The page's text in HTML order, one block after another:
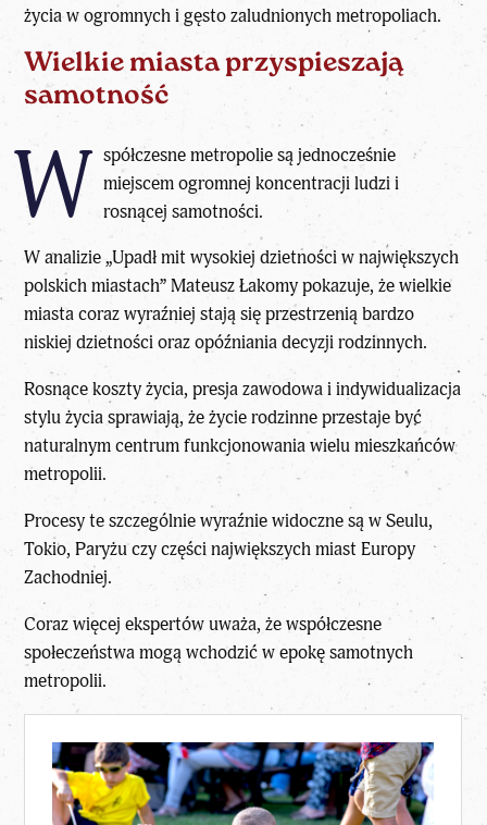
życia w ogromnych i gęsto zaludnionych metropoliach.
Wielkie miasta przyspieszają
samotność
W spółczesne metropolie są jednocześnie
miejscem ogromnej koncentracji ludzi i
rosnącej samotności.
W analizie„Upadł mit wysokiej dzietności w największych
polskich miastach”Mateusz Łakomy pokazuje, że wielkie
miasta coraz wyraźniej stają sięprzestrzenią bardzo
niskiej dzietnościoraz opóźniania decyzji rodzinnych.
Rosnące koszty życia, presja zawodowa i indywidualizacja
stylu życia sprawiają, że życie rodzinne przestaje być
naturalnym centrum funkcjonowania wielu mieszkańców
metropolii.
Procesy te szczególnie wyraźnie widoczne są w Seulu,
Tokio, Paryżu czy części największych miast Europy
Zachodniej.
Coraz więcej ekspertów uważa, że współczesne
społeczeństwa mogą wchodzić w epokę samotnych
metropolii.